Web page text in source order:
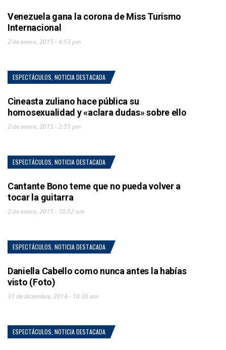
Venezuela gana la corona de Miss Turismo
Internacional
2 de enero, 2015 - 4:53 pm
ESPECTÁCULOS NOTICIA DESTACADA
Cineasta zuliano hace pública su
homosexualidad y «aclara dudas» sobre ello
2 de enero, 2015 - 2:55 pm
ESPECTÁCULOS NOTICIA DESTACADA
Cantante Bono teme que no pueda volver a
tocar la guitarra
2 de enero, 2015 - 10:52 am
ESPECTÁCULOS NOTICIA DESTACADA
Daniella Cabello como nunca antes la habías
visto (Foto)
31 de diciembre, 2014 - 10:36 am
ESPECTÁCULOS NOTICIA DESTACADA